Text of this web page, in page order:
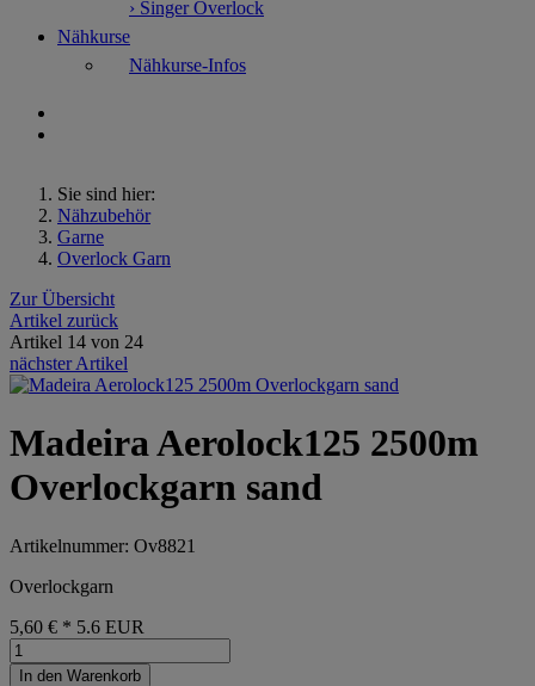
› Singer Overlock
Nähkurse
Nähkurse-Infos
Sie sind hier:
Nähzubehör
Garne
Overlock Garn
Zur Übersicht
Artikel zurück
Artikel 14 von 24
nächster Artikel
Madeira Aerolock125 2500m
Overlockgarn sand
Artikelnummer: Ov8821
Overlockgarn
5,60 € * 5.6 EUR
In den Warenkorb